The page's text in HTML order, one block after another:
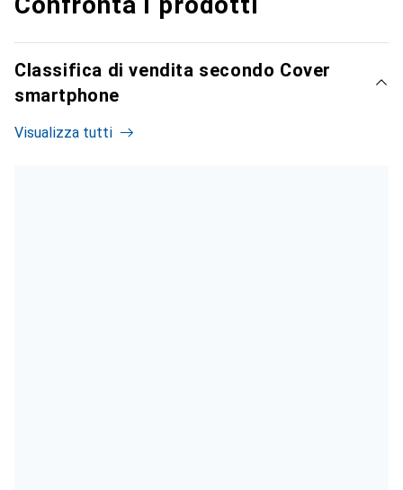
Classifica di vendita secondo Cover
smartphone
Visualizza tutti